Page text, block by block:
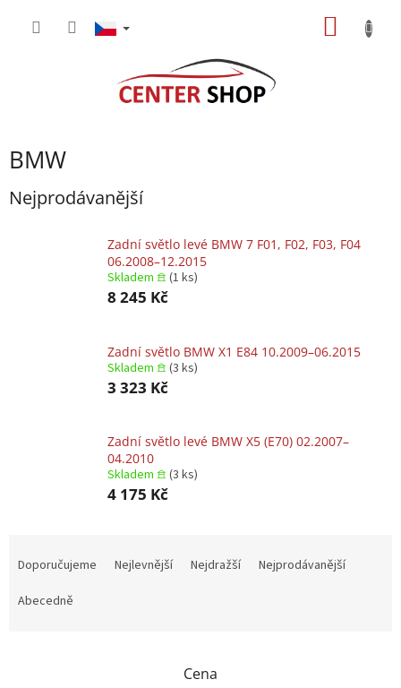
BMW
Nejprodávanější
Zadní světlo levé BMW 7 F01, F02, F03, F04
06.2008–12.2015
Skladem 𖠿 (1 ks)
8 245 Kč
Zadní světlo BMW X1 E84 10.2009–06.2015
Skladem 𖠿 (3 ks)
3 323 Kč
Zadní světlo levé BMW X5 (E70) 02.2007–
04.2010
Skladem 𖠿 (3 ks)
4 175 Kč
Doporučujeme Nejlevnější Nejdražší
Nejprodávanější
Abecedně
Cena